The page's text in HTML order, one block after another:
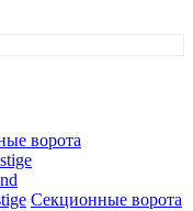
ворота
Секционные ворота